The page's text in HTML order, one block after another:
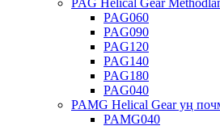
PAG060
PAG090
PAG120
PAG140
PAG180
PAG040
PAMG Helical Gear уң
PAMG040